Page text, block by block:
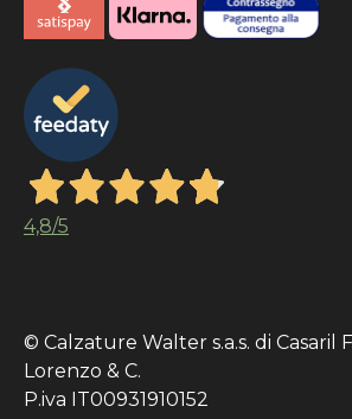
4,8/5
© Calzature Walter s.a.s. di Casaril
Lorenzo & C.
P.iva IT00931910152